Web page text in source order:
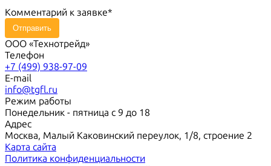
Комментарий к заявке
Отправить
ООО «Технотрейд»
Телефон
+7 (499) 938-97-09
E-mail
info@tgfl.ru
Режим работы
Понедельник - пятница с 9 до 18
Адрес
Москва, Малый Каковинский переулок, 1/8, строение 2
Карта сайта
Политика конфиденциальности